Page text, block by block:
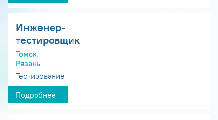
Инженер-
тестировщик
Томск,
Рязань
Тестирование
Подробнее